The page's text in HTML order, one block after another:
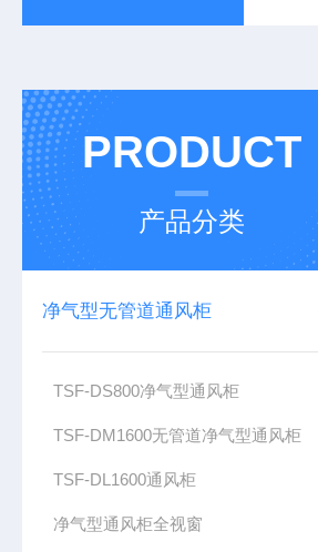
PRODUCT
产品分类
净气型无管道通风柜
TSF-DS800净气型通风柜
TSF-DM1600无管道净气型通风柜
TSF-DL1600通风柜
净气型通风柜全视窗